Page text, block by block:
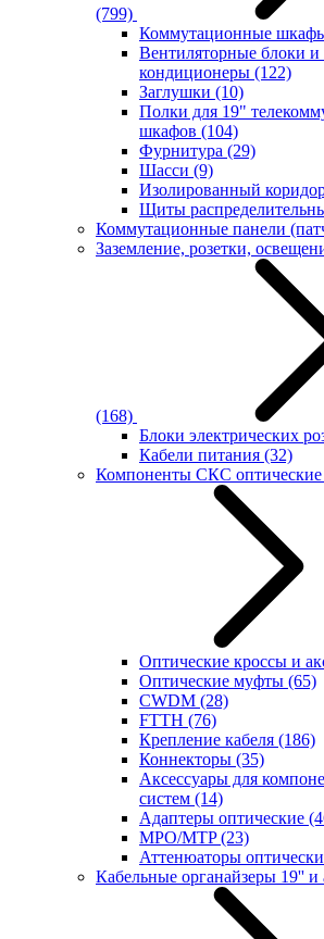
(799)
Коммутационные
Вентиляторные блоки и
кондиционеры (122)
Заглушки (10)
Полки для 19"
шкафов (104)
Фурнитура (29)
Шасси (9)
Изолированный
Щиты
Коммутационные панели
Заземление, розетки,
(168)
Блоки электрических
Кабели питания (32)
Компоненты СКС оптические
Оптические кроссы и
Оптические муфты (65)
CWDM (28)
FTTH (76)
Крепление кабеля (186)
Коннекторы (35)
Аксессуары для
систем (14)
Адаптеры оптические
MPO/MTP(23)
Аттенюаторы
Кабельные органайзеры 19'' и